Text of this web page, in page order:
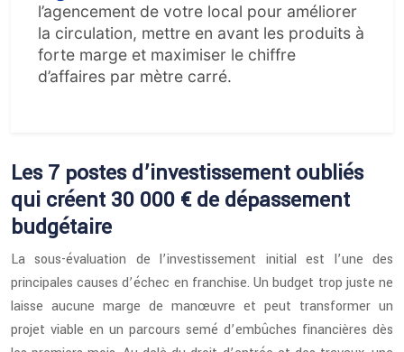
l’agencement de votre local pour améliorer
la circulation, mettre en avant les produits à
forte marge et maximiser le chiffre
d’affaires par mètre carré.
Les 7 postes d’investissement oubliés
qui créent 30 000 € de dépassement
budgétaire
La sous-évaluation de l’investissement initial est l’une des
principales causes d’échec en franchise. Un budget trop juste ne
laisse aucune marge de manœuvre et peut transformer un
projet viable en un parcours semé d’embûches financières dès